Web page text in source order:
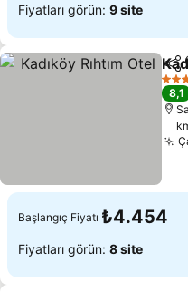
Fiyatları görün: 9 site
3
8,1
Başlangıç Fiyatı ₺4.454
Fiyatları görün: 8 site